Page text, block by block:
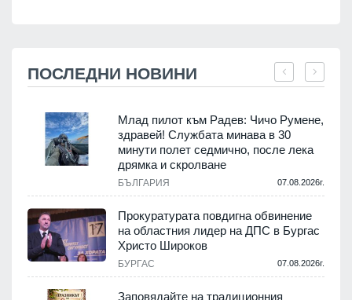
ПОСЛЕДНИ НОВИНИ
Млад пилот към Радев: Чичо Румене,
здравей! Службата минава в 30
минути полет седмично, после лека
дрямка и скролване
БЪЛГАРИЯ 07.08.2026г.
Прокуратурата повдигна обвинение
на областния лидер на ДПС в Бургас
Христо Широков
БУРГАС 07.08.2026г.
Заповядайте на традиционния